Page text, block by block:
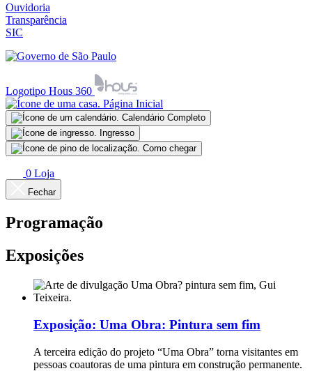
Ouvidoria
Transparência
SIC
Logotipo Hous 360
Página Inicial
Calendário Completo
Ingresso
Como chegar
0 Loja
Fechar
Programação
Exposições
Exposição: Uma Obra: Pintura sem fim
A terceira edição do projeto “Uma Obra” torna visitantes em
pessoas coautoras de uma pintura em construção permanente.